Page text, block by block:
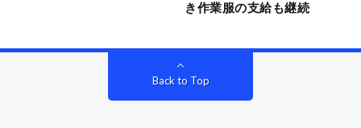
き作業服の支給も継続
Back to Top